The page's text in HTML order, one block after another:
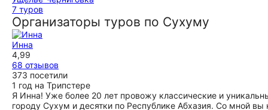
7 туров
Организаторы туров по Сухуму
Инна
4,99
68 отзывов
373 посетили
1 год на Трипстере
Я Инна! Уже более 20 лет провожу классические и
городу Сухум и десятки по Республике Абхазия. Со мной